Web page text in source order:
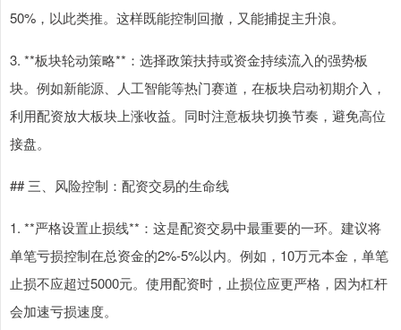
50%，以此类推。这样既能控制回撤，又能捕捉主升浪。
3. **板块轮动策略**：选择政策扶持或资金持续流入的强势板
块。例如新能源、人工智能等热门赛道，在板块启动初期介入，
利用配资放大板块上涨收益。同时注意板块切换节奏，避免高位
接盘。
## 三、风险控制：配资交易的生命线
1. **严格设置止损线**：这是配资交易中最重要的一环。建议将
单笔亏损控制在总资金的2%-5%以内。例如，10万元本金，单笔
止损不应超过5000元。使用配资时，止损位应更严格，因为杠杆
会加速亏损速度。